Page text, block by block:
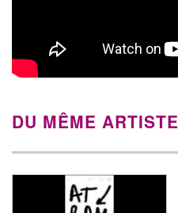
DU MÊME ARTISTE